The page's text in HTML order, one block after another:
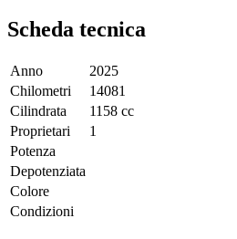
Scheda tecnica
Anno
2025
Chilometri
14081
Cilindrata
1158 cc
Proprietari
1
Potenza
Depotenziata
Colore
Condizioni